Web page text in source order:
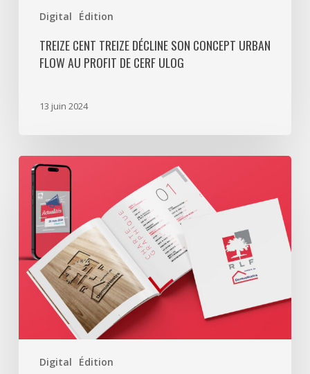
Digital Édition
CERF
TREIZE CENT TREIZE DÉCLINE SON CONCEPT URBAN
FLOW AU PROFIT DE CERF ULOG
13 juin 2024
Digital Édition
Une
identité
visuelle
organisée
pour
RLF